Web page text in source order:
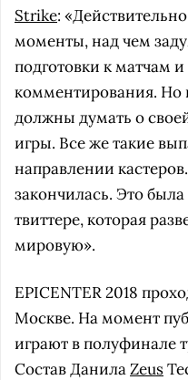
Strike:
моменты, над чем
подготовки к матчам и
комментирования. Но
должны думать о
игры. Все же такие
направлении
закончилась. Это
твиттере, которая
мировую».
EPICENTER 2018
Москве. На момент
играют в полуфинале
Состав ДанилаZeus